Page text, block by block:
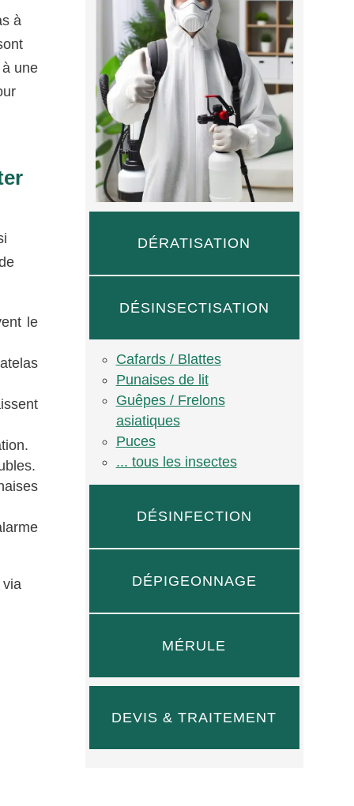
à
une
le
DÉRATISATION
DÉSINSECTISATION
Cafards / Blattes
Punaises de lit
Guêpes / Frelons
asiatiques
Puces
... tous les insectes
DÉSINFECTION
DÉPIGEONNAGE
MÉRULE
DEVIS & TRAITEMENT